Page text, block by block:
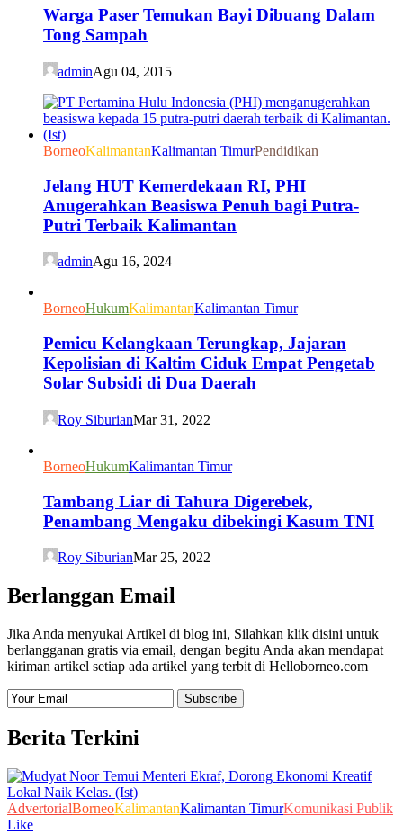
Warga Paser Temukan Bayi Dibuang Dalam
Tong Sampah
adminAgu 04, 2015
BorneoKalimantanKalimantan TimurPendidikan
Jelang HUT Kemerdekaan RI, PHI
Anugerahkan Beasiswa Penuh bagi Putra-
Putri Terbaik Kalimantan
adminAgu 16, 2024
BorneoHukumKalimantanKalimantan Timur
Pemicu Kelangkaan Terungkap, Jajaran
Kepolisian di Kaltim Ciduk Empat Pengetab
Solar Subsidi di Dua Daerah
Roy SiburianMar 31, 2022
BorneoHukumKalimantan Timur
Tambang Liar di Tahura Digerebek,
Penambang Mengaku dibekingi Kasum TNI
Roy SiburianMar 25, 2022
Berlanggan Email
Jika Anda menyukai Artikel di blog ini, Silahkan klik disini untuk
berlangganan gratis via email, dengan begitu Anda akan mendapat
kiriman artikel setiap ada artikel yang terbit di Helloborneo.com
Berita Terkini
AdvertorialBorneoKalimantanKalimantan TimurKomunikasi Publik
Like